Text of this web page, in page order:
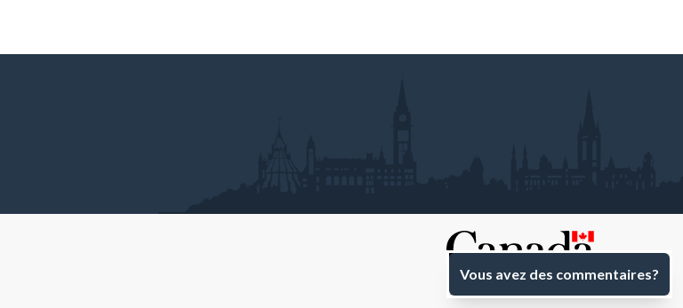
Vous avez des commentaires?